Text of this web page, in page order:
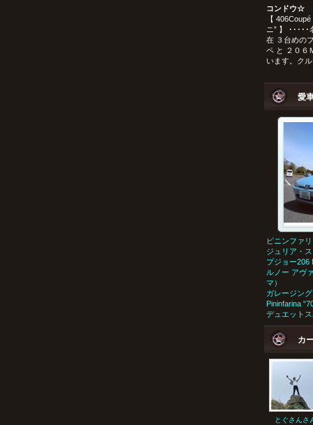
コンドウ☆
【
ニ” 】 ････
在 ３台めの
ペ と ２０６
います。ク
愛
ピニンファ
ジュリア・
プジョー206
ルノー アヴ
マ）
ガレージン
Pininfarina
デュエット
カ
とぐさんさ